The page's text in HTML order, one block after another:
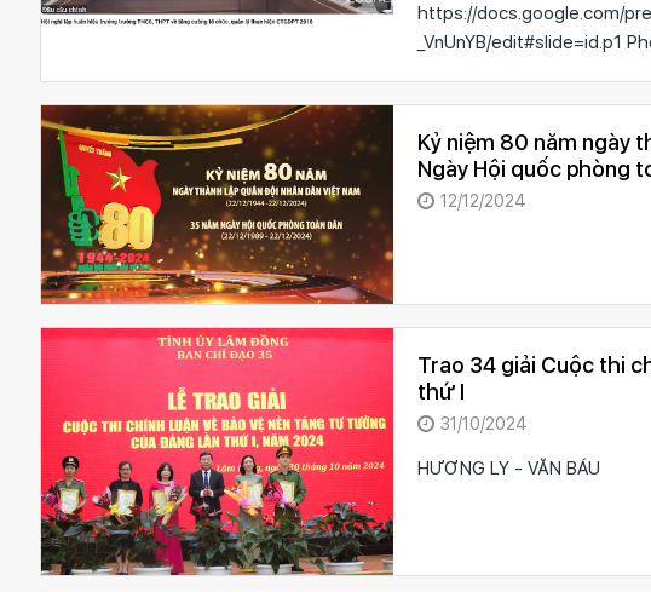
https://docs.google.com/
_VnUnYB/edit#slide=id.p1
Kỷ niệm 80 năm ngày
Ngày Hội quốc phòng
12/12/2024
Trao 34 giải Cuộc thi
thứ I
31/10/2024
HƯƠNG LY - VĂN BÁU